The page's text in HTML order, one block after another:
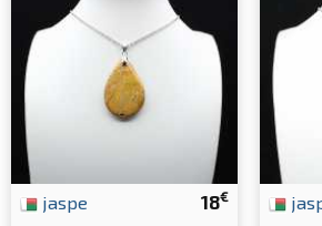
18€
jaspe